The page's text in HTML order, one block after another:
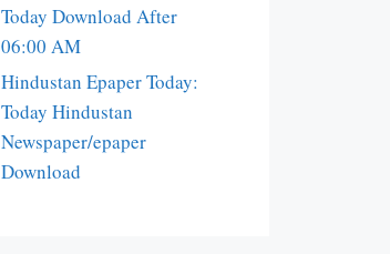
Today Download After
06:00 AM
Hindustan Epaper Today:
Today Hindustan
Newspaper/epaper
Download